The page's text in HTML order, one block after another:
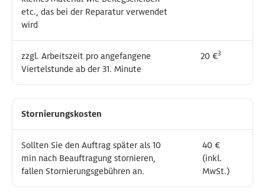
etc., das bei der Reparatur verwendet
wird
zzgl. Arbeitszeit pro angefangene
Viertelstunde ab der 31. Minute
20 €3
etc., das bei der Reparatur verwendet
wird
zzgl. Arbeitszeit pro angefangene
Viertelstunde ab der 31. Minute
20 €3
Stornierungskosten
Sollten Sie den Auftrag später als 10
min nach Beauftragung stornieren,
fallen Stornierungsgebühren an.
40 €
(inkl.
MwSt.)
Stornierungskosten
Sollten Sie den Auftrag später als 10
min nach Beauftragung stornieren,
fallen Stornierungsgebühren an.
40 €
(inkl.
MwSt.)